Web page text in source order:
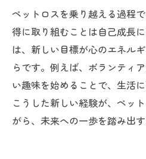
ペットロスを乗り越える過程
得に取り組むことは自己成長
は、新しい目標が心のエネル
らです。例えば、ボランティ
い趣味を始めることで、生活
こうした新しい経験が、ペッ
がら、未来への一歩を踏み出す